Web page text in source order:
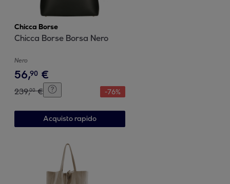
Chicca Borse
Chicca Borse Borsa Nero
Nero
56,90 €
239,00 € -76%
Acquisto rapido